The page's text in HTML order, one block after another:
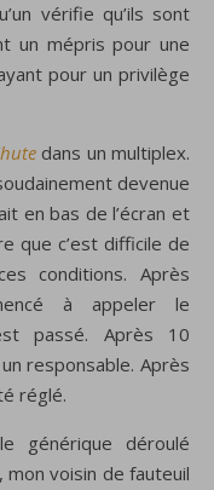
vérifie qu’ils sont
un mépris pour une
pour un privilège
dans un multiplex.
devenue
en bas de l’écran et
que c’est difficile de
conditions. Après
à appeler le
passé. Après 10
responsable. Après
réglé.
générique déroulé
voisin de fauteuil